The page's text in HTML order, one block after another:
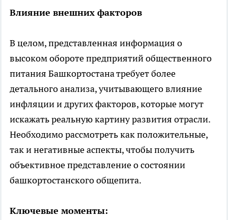
Влияние внешних факторов
В целом, представленная информация о
высоком обороте предприятий общественного
питания Башкортостана требует более
детального анализа, учитывающего влияние
инфляции и других факторов, которые могут
искажать реальную картину развития отрасли.
Необходимо рассмотреть как положительные,
так и негативные аспекты, чтобы получить
объективное представление о состоянии
башкортостанского общепита.
Ключевые моменты: